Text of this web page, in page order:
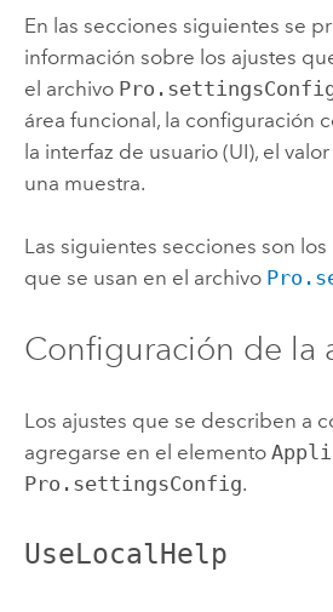
En las secciones siguientes se
información sobre los ajustes
el archivo
área funcional, la configuración
la interfaz de usuario (UI), el
una muestra.
Las siguientes secciones son
que se usan en el archivo
Configuración de la
Los ajustes que se describen a
agregarse en el elemento
Pro.settingsConfig.
UseLocalHelp